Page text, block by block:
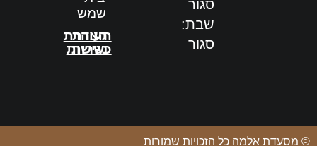
סגור
שבת:
סגור
שמש
תעודת
כשרות
הצהרת
נגישות
© מסעדת אלמה כל הזכויות שמורות